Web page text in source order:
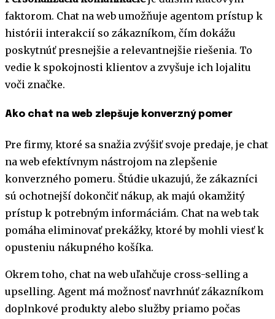
faktorom. Chat na web umožňuje agentom prístup k
histórii interakcií so zákazníkom, čím dokážu
poskytnúť presnejšie a relevantnejšie riešenia. To
vedie k spokojnosti klientov a zvyšuje ich lojalitu
voči značke.
Ako chat na web zlepšuje konverzný pomer
Pre firmy, ktoré sa snažia zvýšiť svoje predaje, je chat
na web efektívnym nástrojom na zlepšenie
konverzného pomeru. Štúdie ukazujú, že zákazníci
sú ochotnejší dokončiť nákup, ak majú okamžitý
prístup k potrebným informáciám. Chat na web tak
pomáha eliminovať prekážky, ktoré by mohli viesť k
opusteniu nákupného košíka.
Okrem toho, chat na web uľahčuje cross-selling a
upselling. Agent má možnosť navrhnúť zákazníkom
doplnkové produkty alebo služby priamo počas